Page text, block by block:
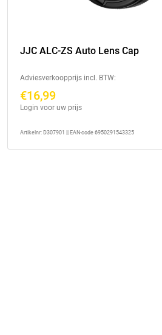
JJC ALC-ZS Auto Lens Cap
Adviesverkoopprijs incl. BTW:
€16,99
Login voor uw prijs
Artikelnr: D307901 || EAN-code 6950291543325